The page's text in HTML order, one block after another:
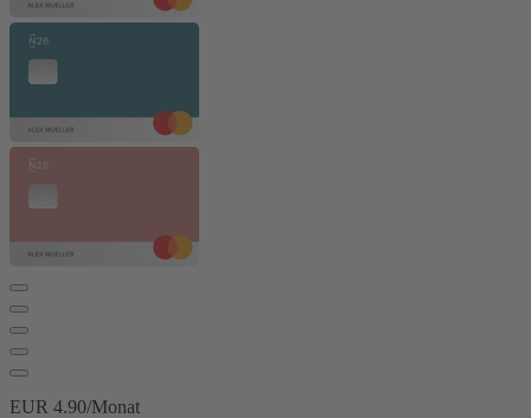
EUR 4.90/Monat